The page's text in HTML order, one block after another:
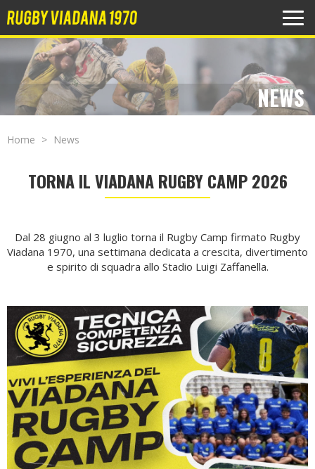
NEWS
Home News
TORNA IL VIADANA RUGBY CAMP 2026
Dal 28 giugno al 3 luglio torna il Rugby Camp firmato Rugby
Viadana 1970, una settimana dedicata a crescita, divertimento
e spirito di squadra allo Stadio Luigi Zaffanella.